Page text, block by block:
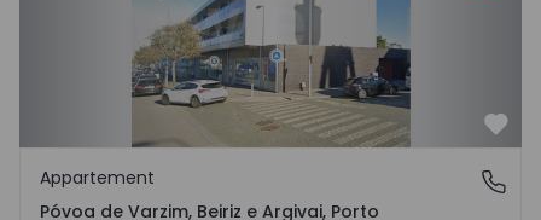
Póvoa de Varzim, Beiriz e Argivai, Porto
Appartement
Póvoa de Varzim, Beiriz e Argivai, Porto